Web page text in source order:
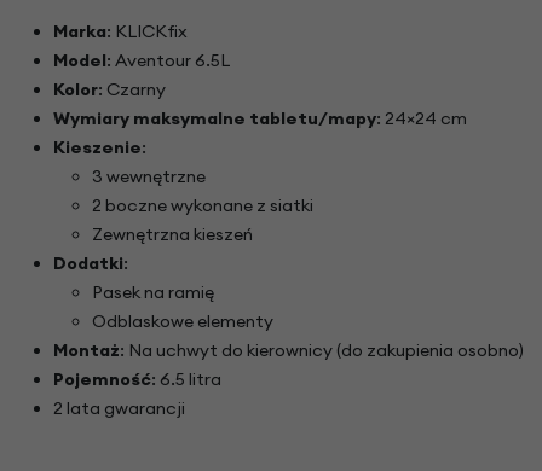
Marka: KLICKfix
Model: Aventour 6.5L
Kolor: Czarny
Wymiary maksymalne tabletu/mapy: 24×24 cm
Kieszenie:
3 wewnętrzne
2 boczne wykonane z siatki
Zewnętrzna kieszeń
Dodatki:
Pasek na ramię
Odblaskowe elementy
Montaż: Na uchwyt do kierownicy (do zakupienia osobno)
Pojemność: 6.5 litra
2 lata gwarancji